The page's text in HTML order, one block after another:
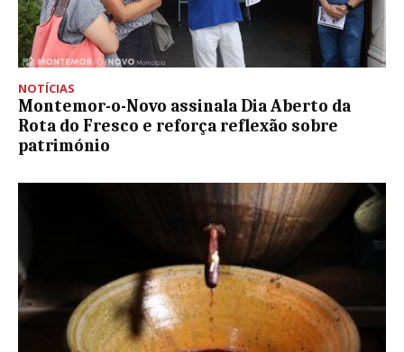
NOTÍCIAS
Montemor-o-Novo assinala Dia Aberto da
Rota do Fresco e reforça reflexão sobre
património